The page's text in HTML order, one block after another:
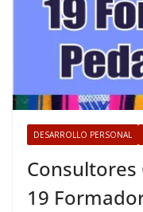
DESARROLLO PERSONAL
Consultores
19